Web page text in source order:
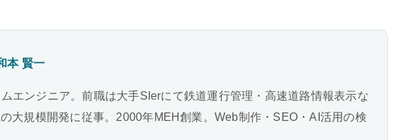
本 賢一
エンジニア。前職は大手SIerにて鉄道運行管理・高速道路情報表示な
大規模開発に従事。2000年MEH創業。Web制作・SEO・AI活用の検